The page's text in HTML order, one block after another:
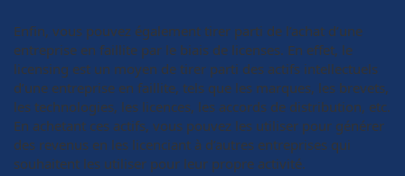
Enfin, vous pouvez également tirer parti de l’achat d’une
entreprise en faillite par le biais de licenses. En effet, le
licensing est un moyen de tirer parti des actifs intellectuels
d’une entreprise en faillite, tels que les marques, les brevets,
les technologies, les licences, les accords de distribution, etc.
En achetant ces actifs, vous pouvez les utiliser pour générer
des revenus en les licenciant à d’autres entreprises qui
souhaitent les utiliser pour leur propre activité.